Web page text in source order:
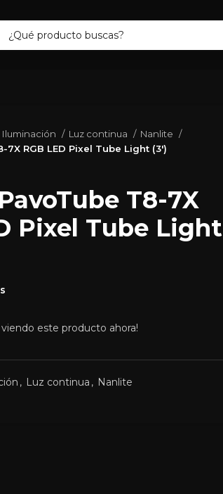
Iluminación Luz continua
Nanlite
RGB LED Pixel Tube Light (3′)
T8-7X
Pixel Tube Light
viendo este producto ahora!
, Luz continua , Nanlite